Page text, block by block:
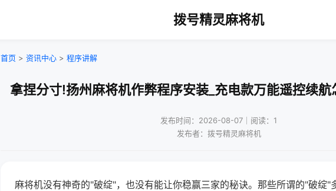
拨号精灵麻将机
首页 > 资讯中心 > 程序讲解
拿捏分寸!扬州麻将机作弊程序安装_充电款万能遥控续
发布时间：2026-08-07｜阅读：1
发布者：拨号精灵麻将机
麻将机没有神奇的"破绽"，也没有能让你稳赢三家的秘诀。那些所谓的"破绽"